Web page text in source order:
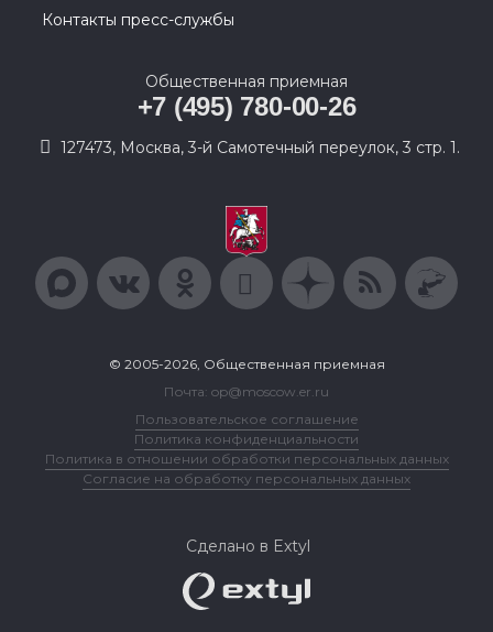
Контакты пресс-службы
Общественная приемная
+7 (495) 780-00-26
127473, Москва, 3-й Самотечный переулок, 3 стр. 1.
© 2005-2026, Общественная приемная
Почта: op@moscow.er.ru
Пользовательское соглашение
Политика конфиденциальности
Политика в отношении обработки персональных данных
Согласие на обработку персональных данных
Сделано в Extyl